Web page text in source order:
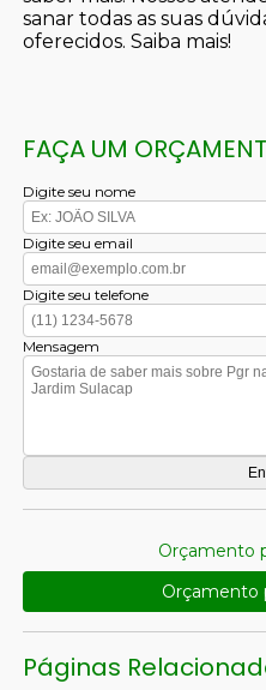
sanar todas as suas
oferecidos. Saiba mais!
FAÇA UM
Digite seu nome
Digite seu email
Digite seu telefone
Mensagem
Orçamento
Orçamento
Páginas